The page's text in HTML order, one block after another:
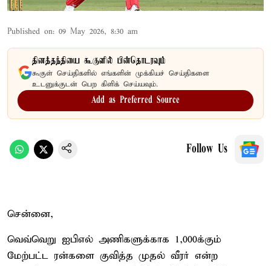
Published on: 09 May 2026, 8:30 am
தினத்தந்தியை கூகுளில் பின்தொடரவும்
கூகுள் செய்திகளில் எங்களின் முக்கியச் செய்திகளை
உடனுக்குடன் பெற கிளிக் செய்யவும்.
Add as Preferred Source
Follow Us
சென்னை,
வெவ்வெறு ஐபிஎல் அணிகளுக்காக 1,000க்கும்
மேற்பட்ட ரன்களை குவித்த முதல் வீரர் என்ற